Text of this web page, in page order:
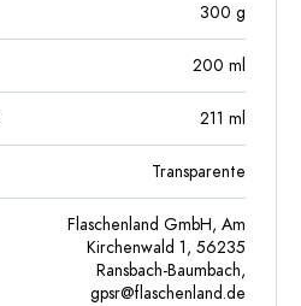
300 g
200 ml
211 ml
Transparente
Flaschenland GmbH, Am
Kirchenwald 1, 56235
Ransbach-Baumbach,
gpsr@flaschenland.de